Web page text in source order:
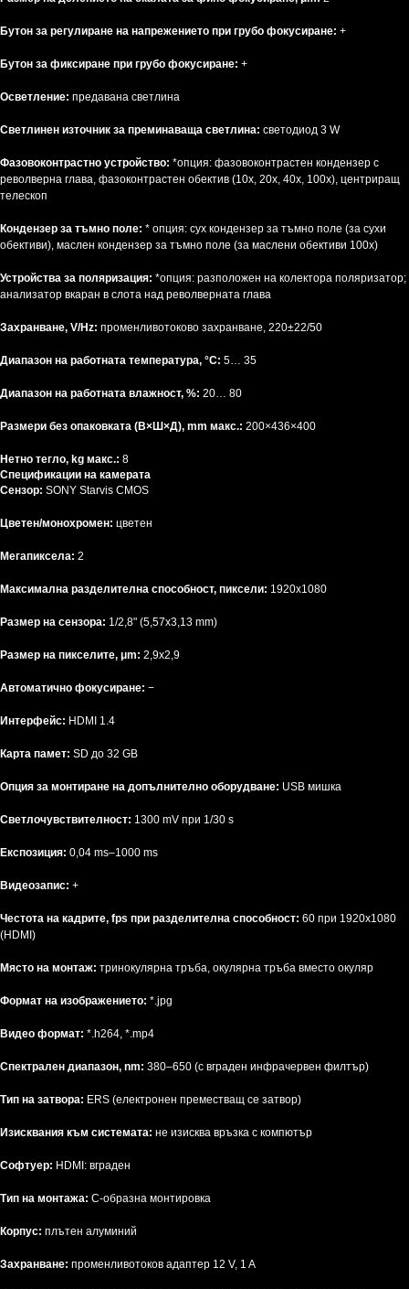
Бутон за регулиране на напрежението при грубо фокусиране: +
Бутон за фиксиране при грубо фокусиране: +
Осветление: предавана светлина
Светлинен източник за преминаваща светлина: светодиод 3 W
Фазовоконтрастно устройство: *опция: фазовоконтрастен кондензер с
револверна глава, фазоконтрастен обектив (10x, 20x, 40x, 100x), центриращ
телескоп
Кондензер за тъмно поле: * опция: сух кондензер за тъмно поле (за сухи
обективи), маслен кондензер за тъмно поле (за маслени обективи 100x)
Устройства за поляризация: *опция: разположен на колектора поляризатор;
анализатор вкаран в слота над револверната глава
Захранване, V/Hz: променливотоково захранване, 220±22/50
Диапазон на работната температура, °C: 5… 35
Диапазон на работната влажност, %: 20… 80
Размери без опаковката (В×Ш×Д), mm макс.: 200×436×400
Нетно тегло, kg макс.: 8
Спецификации на камерата
Сензор: SONY Starvis CMOS
Цветен/монохромен: цветен
Мегапиксела: 2
Максимална разделителна способност, пиксели: 1920х1080
Размер на сензора: 1/2,8" (5,57x3,13 mm)
Размер на пикселите, μm: 2,9x2,9
Автоматично фокусиране: −
Интерфейс: HDMI 1.4
Карта памет: SD до 32 GB
Опция за монтиране на допълнително оборудване: USB мишка
Светлочувствителност: 1300 mV при 1/30 s
Експозиция: 0,04 ms–1000 ms
Видеозапис: +
Честота на кадрите, fps при разделителна способност: 60 при 1920x1080
(HDMI)
Място на монтаж: тринокулярна тръба, окулярна тръба вместо окуляр
Формат на изображението: *.jpg
Видео формат: *.h264, *.mp4
Спектрален диапазон, nm: 380–650 (с вграден инфрачервен филтър)
Тип на затвора: ERS (електронен преместващ се затвор)
Изисквания към системата: не изисква връзка с компютър
Софтуер: HDMI: вграден
Тип на монтажа: C-образна монтировка
Корпус: плътен алуминий
Захранване: променливотоков адаптер 12 V, 1 A